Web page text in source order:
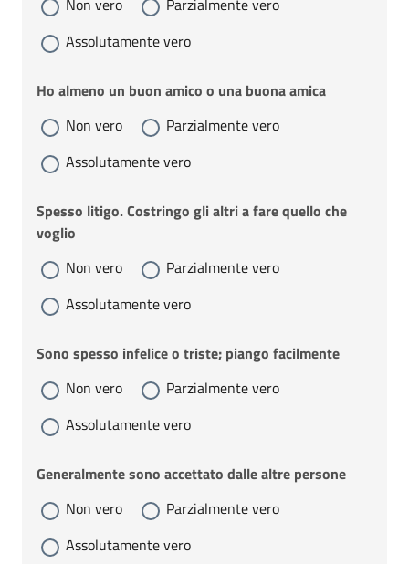
Non vero
Parzialmente vero
Assolutamente vero
Ho almeno un buon amico o una buona amica
Non vero
Parzialmente vero
Assolutamente vero
Spesso litigo. Costringo gli altri a fare quello che
voglio
Non vero
Parzialmente vero
Assolutamente vero
Sono spesso infelice o triste; piango facilmente
Non vero
Parzialmente vero
Assolutamente vero
Generalmente sono accettato dalle altre persone
Non vero
Parzialmente vero
Assolutamente vero